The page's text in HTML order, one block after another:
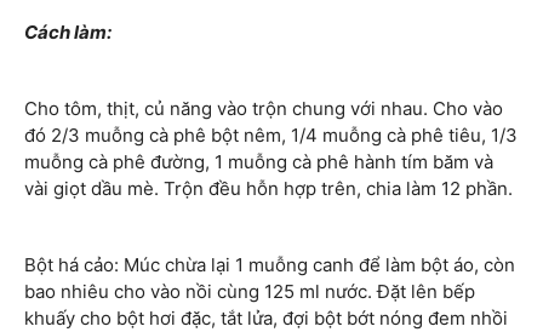
Cách làm:
Cho tôm, thịt, củ năng vào trộn chung với nhau. Cho vào
đó 2/3 muỗng cà phê bột nêm, 1/4 muỗng cà phê tiêu, 1/3
muỗng cà phê đường, 1 muỗng cà phê hành tím băm và
vài giọt dầu mè. Trộn đều hỗn hợp trên, chia làm 12 phần.
Bột há cảo: Múc chừa lại 1 muỗng canh để làm bột áo, còn
bao nhiêu cho vào nồi cùng 125 ml nước. Đặt lên bếp
khuấy cho bột hơi đặc, tắt lửa, đợi bột bớt nóng đem nhồi